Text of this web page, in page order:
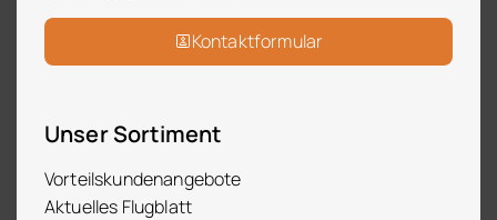
Kontaktformular
Unser Sortiment
Vorteilskundenangebote
Aktuelles Flugblatt